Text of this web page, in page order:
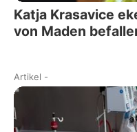
Katja Krasavice
von Maden
Artikel -